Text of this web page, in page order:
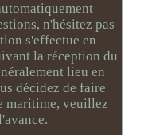
n'hésitez pas
s'effectue en
la réception du
lieu en
décidez de faire
maritime, veuillez